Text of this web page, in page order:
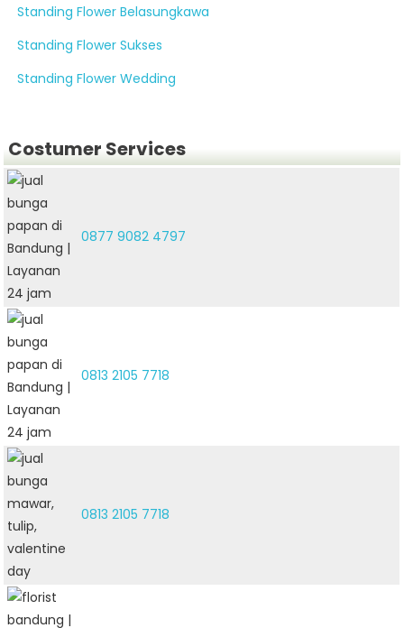
Standing Flower Belasungkawa
Standing Flower Sukses
Standing Flower Wedding
Costumer Services
0877 9082 4797
0813 2105 7718
0813 2105 7718